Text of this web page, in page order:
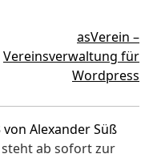
Alexander Süß
steht ab sofort zur